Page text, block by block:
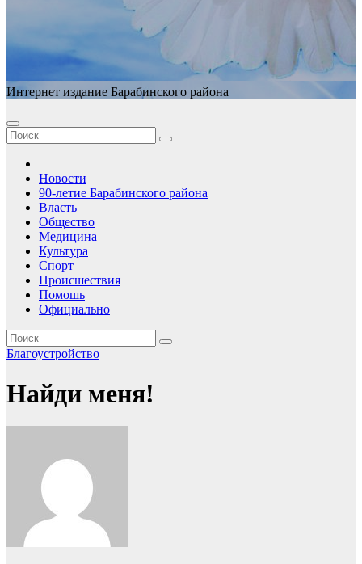
Интернет издание Барабинского района
Новости
90-летие Барабинского района
Власть
Общество
Медицина
Культура
Спорт
Происшествия
Помошь
Официально
Благоустройство
Найди меня!